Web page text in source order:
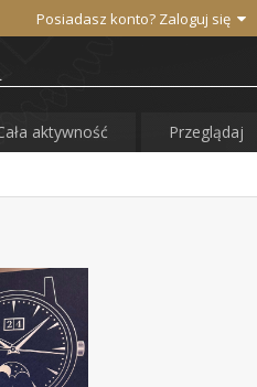
Posiadasz konto? Zaloguj się
aktywność Przeglądaj